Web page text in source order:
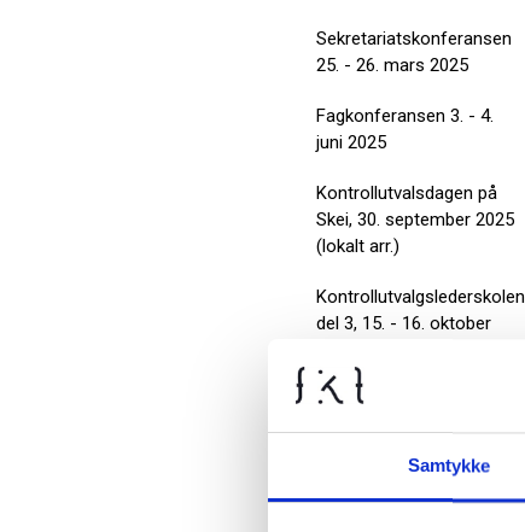
Samtykke
Sekretariatskonferansen
25. - 26. mars 2025
Fagkonferansen 3. - 4.
juni 2025
Kontrollutvalsdagen på
Skei, 30. september 2025
(lokalt arr.)
Kontrollutvalgslederskolen
del 3, 15. - 16. oktober
Webinar for kontrollutvalg
1. november 2024
Fagkonferansen 4. - 5.
juni 2024